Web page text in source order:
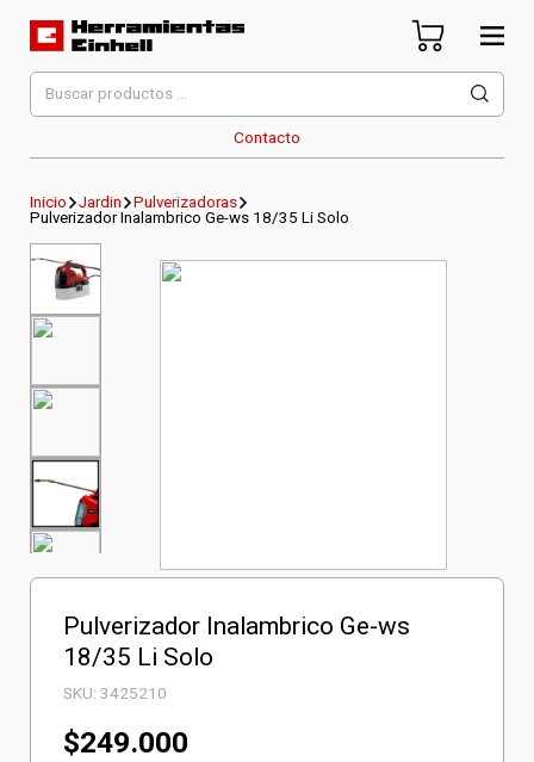
Herramientas Einhell
Distribuidor Oficial
Contacto
Buscar
por:
Inicio Jardin
Pulverizadoras
Pulverizador Inalambrico Ge-ws 18/35 Li Solo
Pulverizador Inalambrico Ge-ws
18/35 Li Solo
SKU:3425210
$249.000